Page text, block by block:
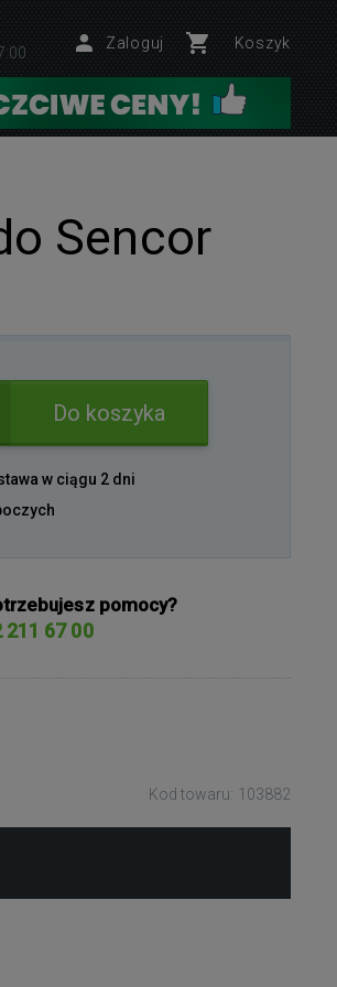
Zaloguj Koszyk
Sencor
Do koszyka
w ciągu 2 dni
pomocy?
211 67 00
Kod towaru: 103882